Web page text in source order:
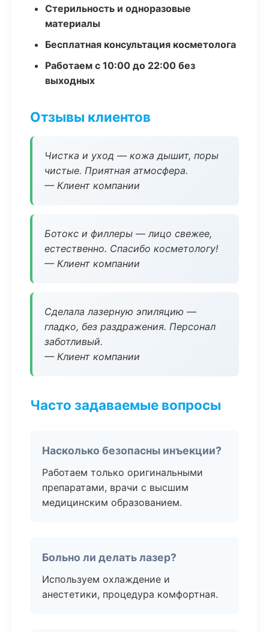
Стерильность и одноразовые
материалы
Бесплатная консультация косметолога
Работаем с 10:00 до 22:00 без
выходных
Отзывы клиентов
Чистка и уход — кожа дышит, поры
чистые. Приятная атмосфера.
— Клиент компании
Ботокс и филлеры — лицо свежее,
естественно. Спасибо косметологу!
— Клиент компании
Сделала лазерную эпиляцию —
гладко, без раздражения. Персонал
заботливый.
— Клиент компании
Часто задаваемые вопросы
Насколько безопасны инъекции?
Работаем только оригинальными
препаратами, врачи с высшим
медицинским образованием.
Больно ли делать лазер?
Используем охлаждение и
анестетики, процедура комфортная.